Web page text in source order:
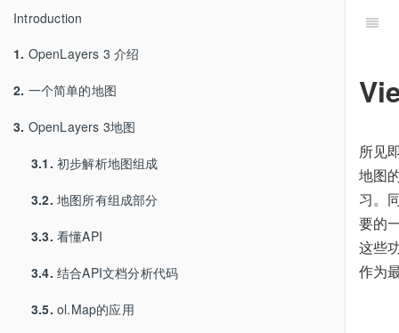
Introduction
1. OpenLayers 3 介绍
2. 一个简单的地图
3. OpenLayers 3地图
3.1. 初步解析地图组成
3.2. 地图所有组成部分
3.3. 看懂API
3.4. 结合API文档分析代码
3.5. ol.Map的应用
所见
地图
习。
要的
这些
作为